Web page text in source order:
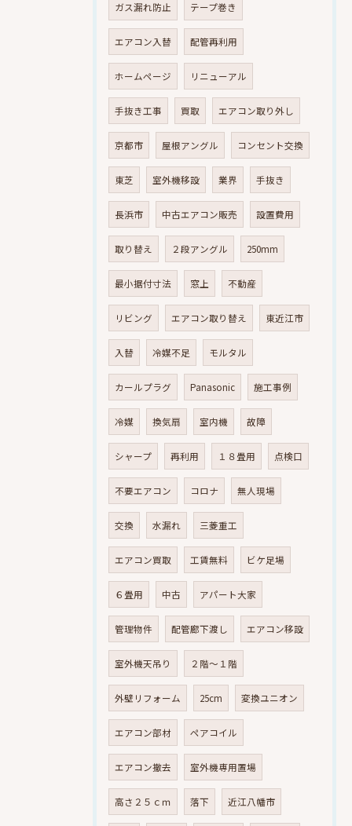
ガス漏れ防止 テープ巻き
エアコン入替 配管再利用
ホームページ リニューアル
手抜き工事 買取 エアコン取り外し
京都市 屋根アングル コンセント交換
東芝 室外機移設 業界 手抜き
長浜市 中古エアコン販売 設置費用
取り替え ２段アングル 250mm
最小据付寸法 窓上 不動産
リビング エアコン取り替え 東近江市
入替 冷媒不足 モルタル
カールプラグ Panasonic 施工事例
冷媒 換気扇 室内機 故障
シャープ 再利用 １８畳用 点検口
不要エアコン コロナ 無人現場
交換 水漏れ 三菱重工
エアコン買取 工賃無料 ビケ足場
６畳用 中古 アパート大家
管理物件 配管廊下渡し エアコン移設
室外機天吊り ２階～１階
外壁リフォーム 25cm 変換ユニオン
エアコン部材 ペアコイル
エアコン撤去 室外機専用置場
高さ２５ｃｍ 落下 近江八幡市